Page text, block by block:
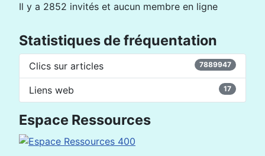
Espace Ressources
Il y a 2852 invités et aucun membre en ligne
Statistiques de fréquentation
Clics sur articles 7889947
Liens web 17